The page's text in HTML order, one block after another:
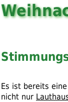
Es ist bereits
nicht nur